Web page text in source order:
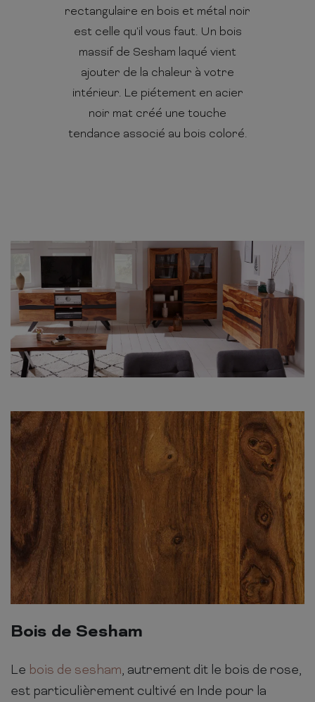
rectangulaire en bois et métal noir
est celle qu'il vous faut. Un bois
massif de Sesham laqué vient
ajouter de la chaleur à votre
intérieur. Le piétement en acier
noir mat créé une touche
tendance associé au bois coloré.
Bois de Sesham
Le bois de sesham, autrement dit le bois de rose,
est particulièrement cultivé en Inde pour la